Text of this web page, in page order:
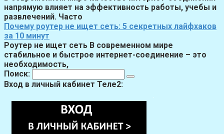
напрямую влияет на эффективность работы, учебы и
развлечений. Часто
Почему роутер не ищет сеть: 5 секретных лайфхаков
за 10 минут
Роутер не ищет сеть В современном мире
стабильное и быстрое интернет-соединение – это
необходимость,
Поиск:
Вход в личный кабинет Теле2: